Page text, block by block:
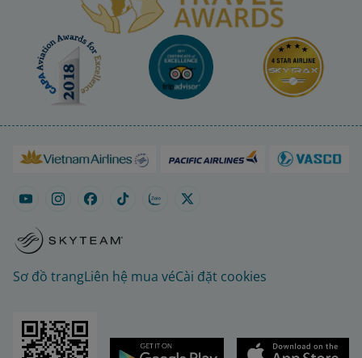
Sơ đồ trangLiên hệ mua véCài đặt cookies